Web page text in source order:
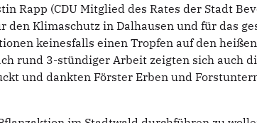
Rapp (CDU Mitglied des Rates der Stadt
Klimaschutz in Dalhausen und für das
keinesfalls einen Tropfen auf den
rund 3-stündiger Arbeit zeigten sich auch
und dankten Förster Erben und